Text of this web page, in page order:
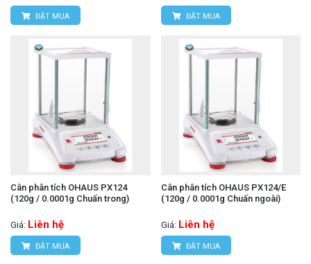
ĐẶT MUA ĐẶT MUA
Cân phân tích OHAUS PX124
(120g / 0.0001g Chuấn trong)
Giá: Liên hệ
ĐẶT MUA
Cân phân tích OHAUS PX124/E
(120g / 0.0001g Chuấn ngoài)
Giá: Liên hệ
ĐẶT MUA